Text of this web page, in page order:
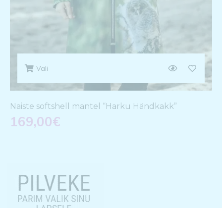
Vali
Naiste softshell mantel “Harku Händkakk”
169,00€